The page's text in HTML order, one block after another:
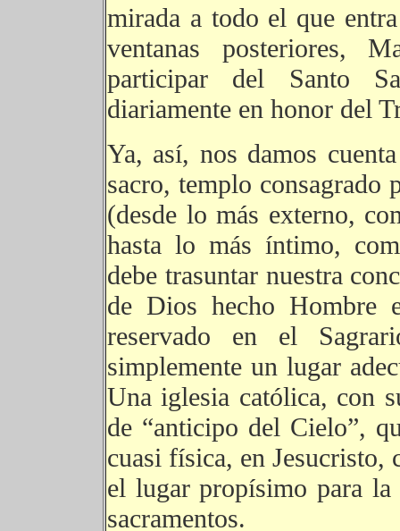
mirada a todo el que
ventanas posteriores,
participar del Santo
diariamente en honor del
Ya, así, nos damos
sacro, templo consagrado
(desde lo más externo,
hasta lo más íntimo,
debe trasuntar nuestra
de Dios hecho Hombre
reservado en el
simplemente un lugar
Una iglesia católica, con
de “anticipo del Cielo”,
cuasi física, en
el lugar propísimo para
sacramentos.